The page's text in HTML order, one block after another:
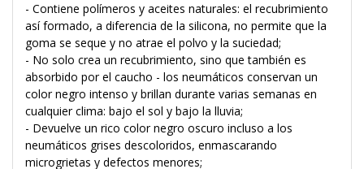
- Contiene polímeros y aceites naturales: el recubrimiento
así formado, a diferencia de la silicona, no permite que la
goma se seque y no atrae el polvo y la suciedad;
- No solo crea un recubrimiento, sino que también es
absorbido por el caucho - los neumáticos conservan un
color negro intenso y brillan durante varias semanas en
cualquier clima: bajo el sol y bajo la lluvia;
- Devuelve un rico color negro oscuro incluso a los
neumáticos grises descoloridos, enmascarando
microgrietas y defectos menores;